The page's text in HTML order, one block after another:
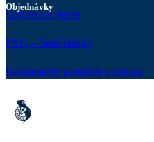
Objednávky
Doprava a platba
FAQ – časté otázky
Reklamačný poriadok a záruka